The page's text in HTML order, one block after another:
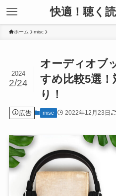
快適！聴く
ホーム misc
オーディオブ
すめ比較5選
り！
2024
2/24
広告 misc 2022年12月23日